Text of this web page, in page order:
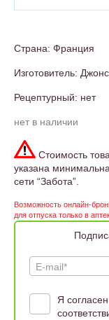
Страна: Франция
Изготовитель:
Рецептурный: нет
нет в наличии
Стоимость
указана
сети “Забота”.
Возможность онлайн-
для отпуска только в
E-mail*
Я